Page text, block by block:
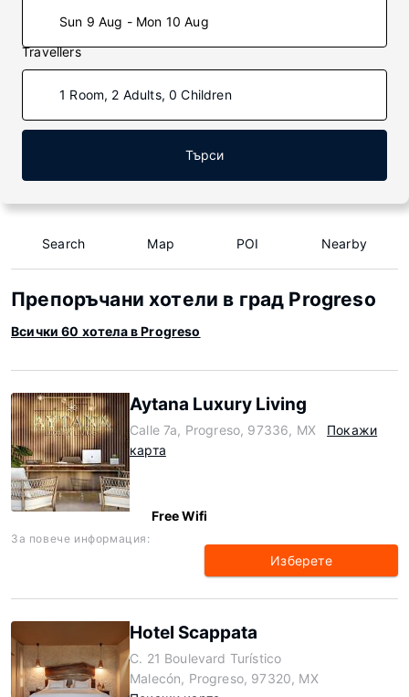
Sun 9 Aug - Mon 10 Aug
Travellers
1 Room, 2 Adults, 0 Children
Търси
Search Map POI Nearby
Препоръчани хотели в град Progreso
Всички 60 хотела в Progreso
Aytana Luxury Living
Calle 7a, Progreso, 97336, MX
Покажи
карта
Free Wifi
За повече информация:
Изберете
Hotel Scappata
C. 21 Boulevard Turístico
Malecón, Progreso, 97320, MX